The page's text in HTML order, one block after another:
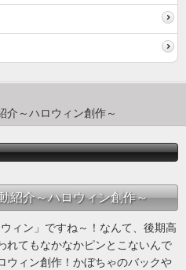
介～ハロウィン創作～
紹介～ハロウィン創作～
ィン」ですね～！なんて、後期高
れてもなかなかピンとこないんで
ウィン創作！かぼちゃのバックや